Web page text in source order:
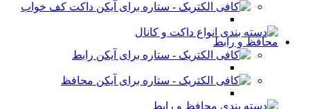
داکت کف خواب
محافظ و رابط
رابط
محافظ